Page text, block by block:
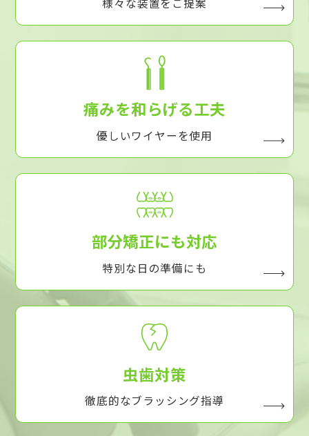
痛みを和らげる工夫
優しいワイヤーを使用
部分矯正にも対応
特別な日の準備にも
虫歯対策
徹底的なブラッシング指導